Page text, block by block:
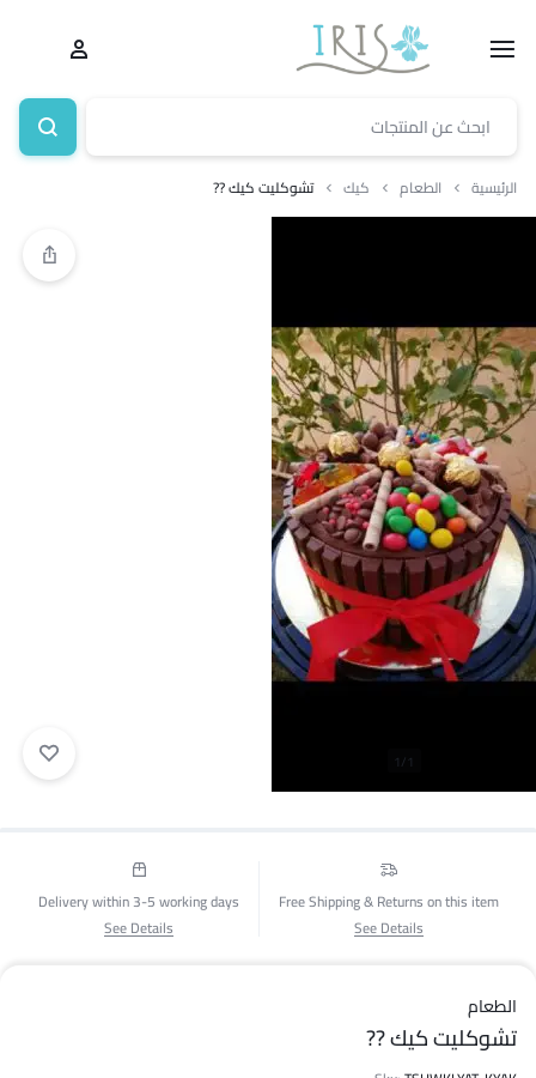
الرئيسية الطعام كيك تشوكليت كيك ??
1/1
Free Shipping & Returns on this item
See Details
Delivery within 3-5 working days
See Details
الطعام
تشوكليت كيك ??